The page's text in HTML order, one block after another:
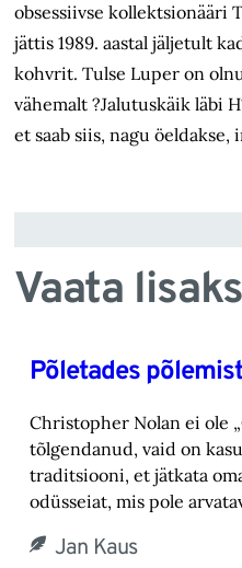
obsessiivse kollektsionääri
jättis 1989. aastal jäljetult
kohvrit. Tulse Luper on
vähemalt ?Jalutuskäik läbi
et saab siis, nagu öeldakse,
Vaata lisaks
Põletades põlemist
Christopher Nolan ei ole
tõlgendanud, vaid on
tra‎ditsiooni, et jätkata
odüsseiat, mis pole
Jan Kaus